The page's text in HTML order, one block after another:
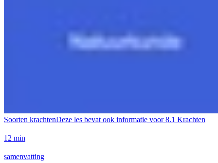
Soorten krachtenDeze les bevat ook informatie voor 8.1 Krachten
12 min
samenvatting